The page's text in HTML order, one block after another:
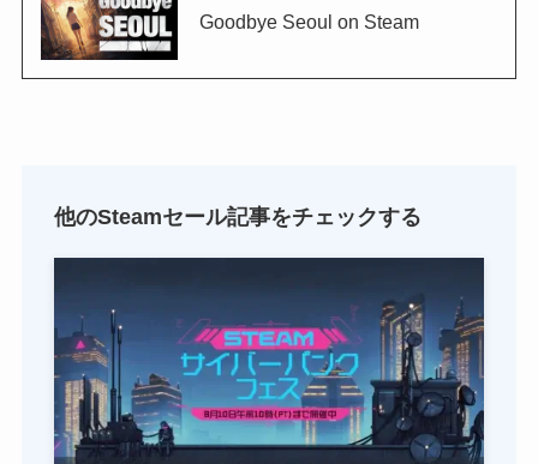
Goodbye Seoul on Steam
他のSteamセール記事をチェックする